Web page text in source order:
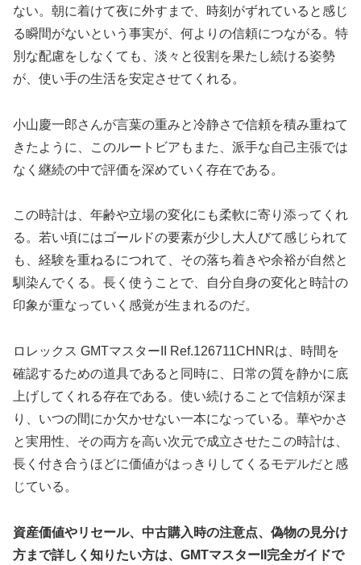
ない。朝に着けて夜に外すまで、時刻がずれていると感じ
る瞬間がないという事実が、何よりの信頼につながる。特
別な配慮をしなくても、淡々と役割を果たし続ける姿勢
が、使い手の生活を安定させてくれる。
小山慶一郎さんが言葉の重みと冷静さで信頼を積み重ねて
きたように、このルートビアもまた、派手な自己主張では
なく継続の中で評価を深めていく存在である。
この時計は、年齢や立場の変化にも柔軟に寄り添ってくれ
る。若い頃にはゴールドの要素が少し大人びて感じられて
も、経験を重ねるにつれて、その落ち着きや余裕が自然と
馴染んでくる。長く使うことで、自分自身の変化と時計の
印象が重なっていく感覚が生まれるのだ。
ロレックス GMTマスターII Ref.126711CHNRは、時間を
確認するための道具であると同時に、日常の質を静かに底
上げしてくれる存在である。使い続けることで信頼が深ま
り、いつの間にか欠かせない一本になっている。華やかさ
と実用性、その両方を高い次元で成立させたこの時計は、
長く付き合うほどに価値がはっきりしてくるモデルだと感
じている。
資産価値やリセール、中古購入時の注意点、偽物の見分け
方まで詳しく知りたい方は、GMTマスターII完全ガイドで